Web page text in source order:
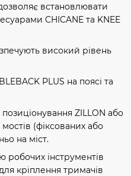
встановлювати
CHICANE та KNEE
високий рівень
PLUS на поясі та
ZILLON або
(фіксованих або
на міст.
робочих інструментів
кріплення тримачів